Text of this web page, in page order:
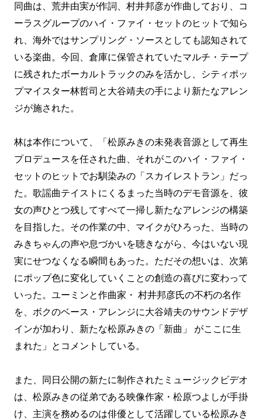
同曲は、荒井由実が作詞、村井邦彦が作曲しており、コ
ーラスグループのハイ・ファイ・セットのヒットで知ら
れ、海外ではサンプリング・ソースとしても認知されて
いる楽曲。今回、倉庫に保管されていたマルチ・テープ
に残されたボーカルトラックのみを活かし、シティポッ
プマイスター林哲司と大谷靖夫の手により新たなアレン
ジが施された。
林は本作について、「松原みきの未発表⾳源として再⽣
プロデュースを任された曲、それがこのハイ・ファイ・
セットのヒットでお馴染みの「スカイレストラン」だっ
た。歌謡曲テイストにくるまった当時のデモ⾳源を、彼
⼥の声ひとつ残してすべて⼀掃し新たなアレンジの構築
を⽬指した。その作業の中、マイクがひろった、当時の
みきちゃんの声や息づかいを聴きながら、今はいない現
実にせつなくなる瞬間もあった。ただその想いは、次第
にポップ⾊に変化していくことの創造の喜びに変わって
いった。ユーミンと作曲家・ 村井邦彦⽒の不朽の名作
を、ボクのベース・アレンジに⼤⾕靖夫のサウンドデザ
インが加わり、新たな松原みきの「新曲」 がここに⽣
まれた」とコメントしている。
また、同日公開の新たに制作されたミュージックビデオ
は、松原みきの従弟である映像作家・松原つよしが手掛
け、主演を務めるのは俳優として活躍している松原みき